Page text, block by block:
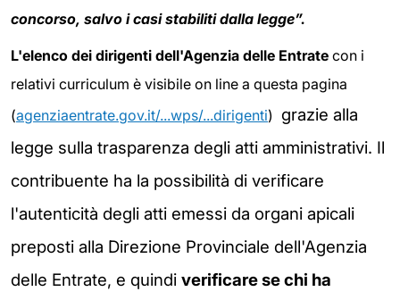
concorso, salvo i casi stabiliti dalla legge”.
L'elenco dei dirigenti dell'Agenzia delle Entrate con i
relativi curriculum è visibile on line a questa pagina
(agenziaentrate.gov.it/...wps/...dirigenti) grazie alla
legge sulla trasparenza degli atti amministrativi. Il
contribuente ha la possibilità di verificare
l'autenticità degli atti emessi da organi apicali
preposti alla Direzione Provinciale dell'Agenzia
delle Entrate, e quindi verificare se chi ha